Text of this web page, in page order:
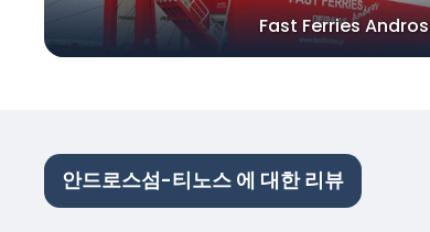
Fast Ferries Andros
안드로스섬-티노스 에 대한 리뷰